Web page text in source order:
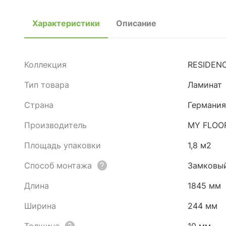
Характеристики Описание
Коллекция
Тип товара
Ламинат
Страна
Германия
Производитель
MY
Площадь упаковки
1,8 м2
Способ монтажа
Длина
1845 мм
Ширина
244 мм